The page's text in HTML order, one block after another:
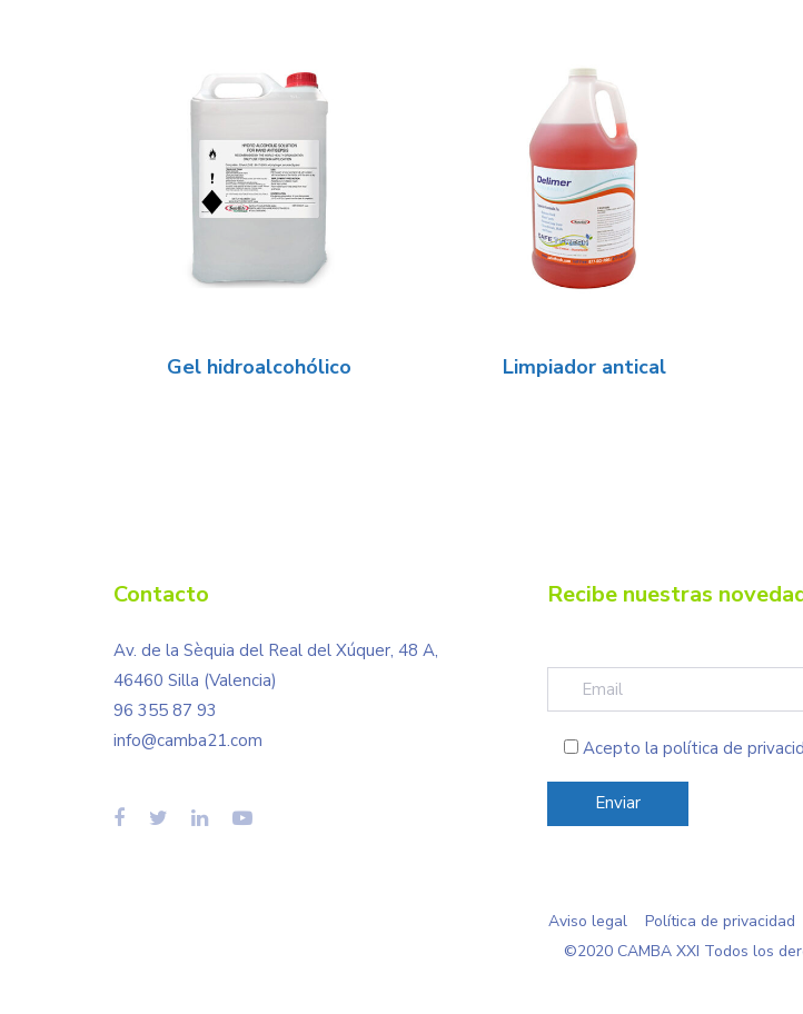
Gel hidroalcohólico Limpiador antical
Contacto
Av. de la Sèquia del Real del Xúquer, 48 A,
46460 Silla (Valencia)
96 355 87 93
info@camba21.com
Recibe nuestras
Acepto la política de
Aviso legal Política de privacidad
©2020 CAMBA XXI Todos los